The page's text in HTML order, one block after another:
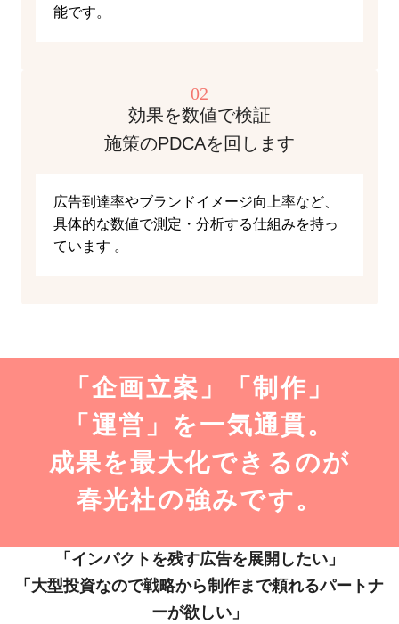
能です。
02
効果を数値で検証
施策のPDCAを回します
広告到達率やブランドイメージ向上率など、
具体的な数値で測定・分析する仕組みを持っ
ています 。
「企画立案」「制作」
「運営」を一気通貫。
成果を最大化できるのが
春光社の強みです。
「インパクトを残す広告を展開したい」
「大型投資なので戦略から制作まで頼れるパートナ
ーが欲しい」